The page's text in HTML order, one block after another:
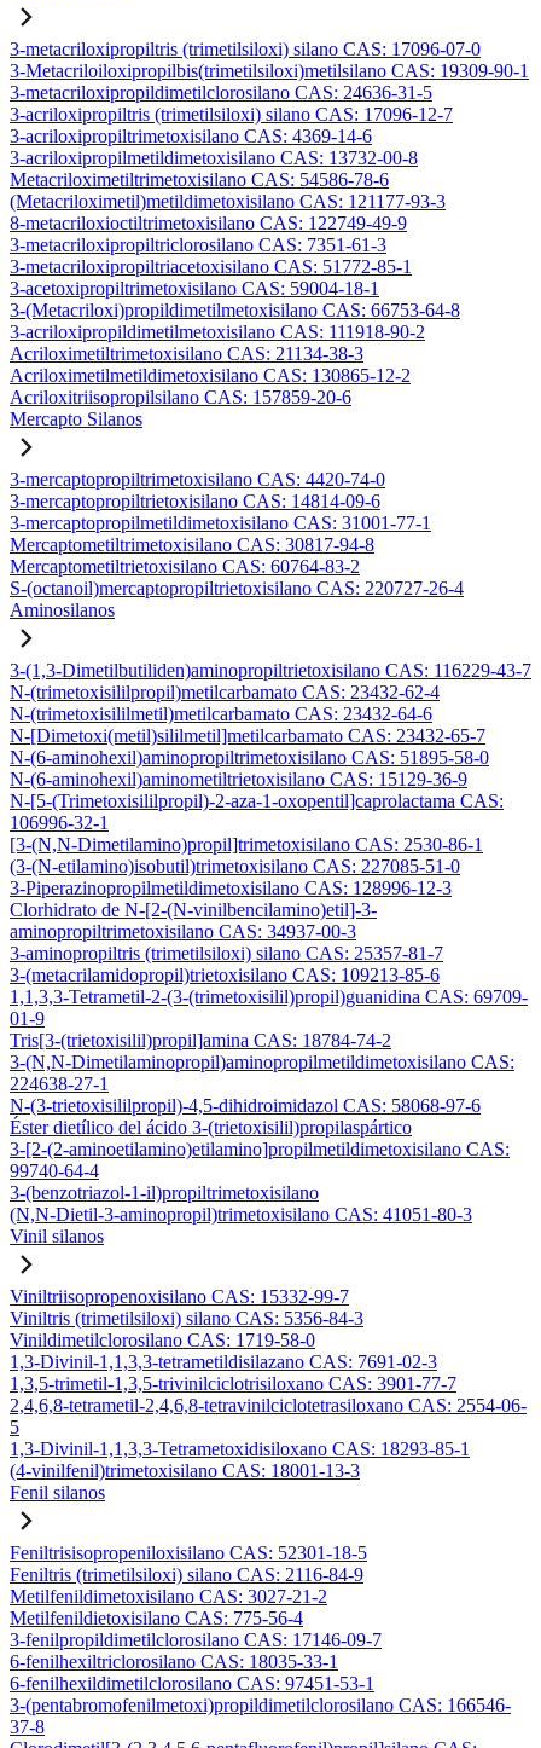
3-metacriloxipropiltris (trimetilsiloxi) silano CAS: 17096-07-0
3-Metacriloiloxipropilbis(trimetilsiloxi)metilsilano CAS: 19309-90-1
3-metacriloxipropildimetilclorosilano CAS: 24636-31-5
3-acriloxipropiltris (trimetilsiloxi) silano CAS: 17096-12-7
3-acriloxipropiltrimetoxisilano CAS: 4369-14-6
3-acriloxipropilmetildimetoxisilano CAS: 13732-00-8
Metacriloximetiltrimetoxisilano CAS: 54586-78-6
(Metacriloximetil)metildimetoxisilano CAS: 121177-93-3
8-metacriloxioctiltrimetoxisilano CAS: 122749-49-9
3-metacriloxipropiltriclorosilano CAS: 7351-61-3
3-metacriloxipropiltriacetoxisilano CAS: 51772-85-1
3-acetoxipropiltrimetoxisilano CAS: 59004-18-1
3-(Metacriloxi)propildimetilmetoxisilano CAS: 66753-64-8
3-acriloxipropildimetilmetoxisilano CAS: 111918-90-2
Acriloximetiltrimetoxisilano CAS: 21134-38-3
Acriloximetilmetildimetoxisilano CAS: 130865-12-2
Acriloxitriisopropilsilano CAS: 157859-20-6
Mercapto Silanos
3-mercaptopropiltrimetoxisilano CAS: 4420-74-0
3-mercaptopropiltrietoxisilano CAS: 14814-09-6
3-mercaptopropilmetildimetoxisilano CAS: 31001-77-1
Mercaptometiltrimetoxisilano CAS: 30817-94-8
Mercaptometiltrietoxisilano CAS: 60764-83-2
S-(octanoil)mercaptopropiltrietoxisilano CAS: 220727-26-4
Aminosilanos
3-(1,3-Dimetilbutiliden)aminopropiltrietoxisilano CAS: 116229-43-7
N-(trimetoxisililpropil)metilcarbamato CAS: 23432-62-4
N-(trimetoxisililmetil)metilcarbamato CAS: 23432-64-6
N-[Dimetoxi(metil)sililmetil]metilcarbamato CAS: 23432-65-7
N-(6-aminohexil)aminopropiltrimetoxisilano CAS: 51895-58-0
N-(6-aminohexil)aminometiltrietoxisilano CAS: 15129-36-9
N-[5-(Trimetoxisililpropil)-2-aza-1-oxopentil]caprolactama CAS:
106996-32-1
[3-(N,N-Dimetilamino)propil]trimetoxisilano CAS: 2530-86-1
(3-(N-etilamino)isobutil)trimetoxisilano CAS: 227085-51-0
3-Piperazinopropilmetildimetoxisilano CAS: 128996-12-3
Clorhidrato de N-[2-(N-vinilbencilamino)etil]-3-
aminopropiltrimetoxisilano CAS: 34937-00-3
3-aminopropiltris (trimetilsiloxi) silano CAS: 25357-81-7
3-(metacrilamidopropil)trietoxisilano CAS: 109213-85-6
1,1,3,3-Tetrametil-2-(3-(trimetoxisilil)propil)guanidina CAS: 69709-
01-9
Tris[3-(trietoxisilil)propil]amina CAS: 18784-74-2
3-(N,N-Dimetilaminopropil)aminopropilmetildimetoxisilano CAS:
224638-27-1
N-(3-trietoxisililpropil)-4,5-dihidroimidazol CAS: 58068-97-6
Éster dietílico del ácido 3-(trietoxisilil)propilaspártico
3-[2-(2-aminoetilamino)etilamino]propilmetildimetoxisilano CAS:
99740-64-4
3-(benzotriazol-1-il)propiltrimetoxisilano
(N,N-Dietil-3-aminopropil)trimetoxisilano CAS: 41051-80-3
Vinil silanos
Viniltriisopropenoxisilano CAS: 15332-99-7
Viniltris (trimetilsiloxi) silano CAS: 5356-84-3
Vinildimetilclorosilano CAS: 1719-58-0
1,3-Divinil-1,1,3,3-tetrametildisilazano CAS: 7691-02-3
1,3,5-trimetil-1,3,5-trivinilciclotrisiloxano CAS: 3901-77-7
2,4,6,8-tetrametil-2,4,6,8-tetravinilciclotetrasiloxano CAS: 2554-06-
5
1,3-Divinil-1,1,3,3-Tetrametoxidisiloxano CAS: 18293-85-1
(4-vinilfenil)trimetoxisilano CAS: 18001-13-3
Fenil silanos
Feniltrisisopropeniloxisilano CAS: 52301-18-5
Feniltris (trimetilsiloxi) silano CAS: 2116-84-9
Metilfenildimetoxisilano CAS: 3027-21-2
Metilfenildietoxisilano CAS: 775-56-4
3-fenilpropildimetilclorosilano CAS: 17146-09-7
6-fenilhexiltriclorosilano CAS: 18035-33-1
6-fenilhexildimetilclorosilano CAS: 97451-53-1
3-(pentabromofenilmetoxi)propildimetilclorosilano CAS: 166546-
37-8